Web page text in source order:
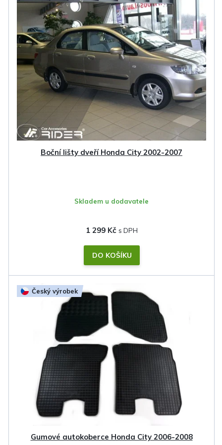
Boční lišty dveří Honda City 2002-2007
Skladem u dodavatele
1 299 Kč
DO KOŠÍKU
Český výrobek
Gumové autokoberce Honda City 2006-2008